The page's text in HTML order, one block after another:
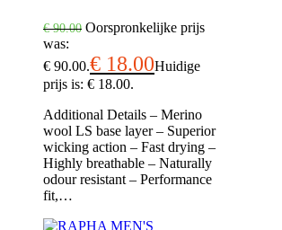
€90.00 Oorspronkelijke prijs
was:
€ 90.00.€ 18.00Huidige
prijs is: € 18.00.
Additional Details – Merino
wool LS base layer – Superior
wicking action – Fast drying –
Highly breathable – Naturally
odour resistant – Performance
fit,…